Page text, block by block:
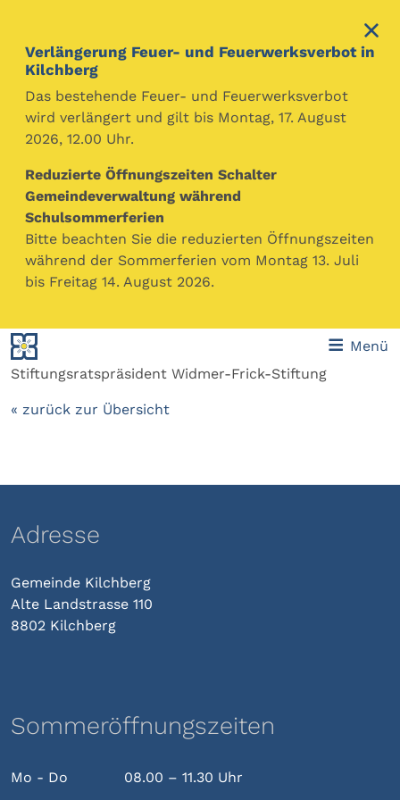
Verlängerung Feuer- und Feuerwerksverbot in
Kilchberg
Das bestehende Feuer- und Feuerwerksverbot
wird verlängert und gilt bis Montag, 17. August
2026, 12.00 Uhr.
Reduzierte Öffnungszeiten Schalter
Gemeindeverwaltung während
Schulsommerferien
Bitte beachten Sie die reduzierten Öffnungszeiten
während der Sommerferien vom Montag 13. Juli
bis Freitag 14. August 2026.
Menü
Christoph Rohner
Partei: Vereinigung der Parteilosen
Funktion:Präsident Rechnungsprüfungskommission
Berufliche Tätigkeit:
Gemeindeschreiber, Gemeinde
Hausen a.A.
Organstellung in und wesentliche Beteiligungen an
Organisationen des privaten Rechts:
Stiftungsratspräsident Widmer-Frick-Stiftung
« zurück zur Übersicht
Adresse
Gemeinde Kilchberg
Alte Landstrasse 110
8802 Kilchberg
Sommeröffnungszeiten
Mo - Do
08.00 – 11.30 Uhr